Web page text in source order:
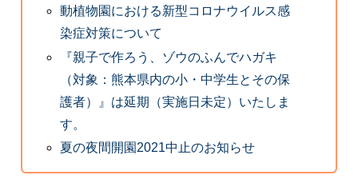
動植物園における新型コロナウイルス感
染症対策について
『親子で作ろう、ゾウのふんでハガキ
（対象：熊本県内の小・中学生とその保
護者）』は延期（実施日未定）いたしま
す。
夏の夜間開園2021中止のお知らせ